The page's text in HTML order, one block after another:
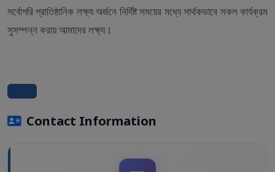
সর্বোপরি প্রাতিষ্ঠানিক লক্ষ্য অর্জনে নির্দিষ্ট সময়ের মধ্যে সার্থকভাবে সকল কার্যক্রম
সুসম্পন্ন করায় আমাদের লক্ষ্য।
Contact Information